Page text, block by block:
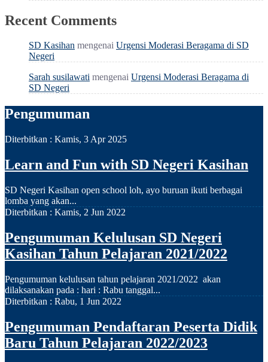
Recent Comments
SD Kasihan mengenai Urgensi Moderasi Beragama di SD
Negeri
Sarah susilawati mengenai Urgensi Moderasi Beragama di
SD Negeri
Pengumuman
Diterbitkan : Kamis, 3 Apr 2025
Learn and Fun with SD Negeri Kasihan
SD Negeri Kasihan open school loh, ayo buruan ikuti berbagai
lomba yang akan...
Diterbitkan : Kamis, 2 Jun 2022
Pengumuman Kelulusan SD Negeri
Kasihan Tahun Pelajaran 2021/2022
Pengumuman kelulusan tahun pelajaran 2021/2022 akan
dilaksanakan pada : hari : Rabu tanggal...
Diterbitkan : Rabu, 1 Jun 2022
Pengumuman Pendaftaran Peserta Didik
Baru Tahun Pelajaran 2022/2023